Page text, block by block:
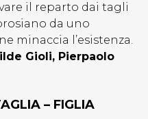
il reparto dai tagli
da uno
minaccia l’esistenza.
Gioli, Pierpaolo
– FIGLIA